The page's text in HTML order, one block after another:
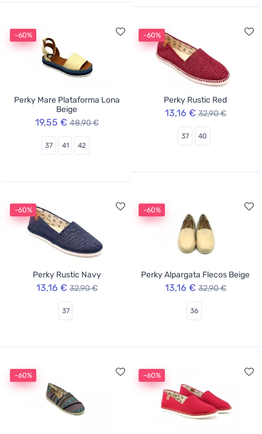
-60%
Perky Mare Plataforma Lona
Beige
19,55 € 48,90 €
37 41 42
-60%
Perky Rustic Red
13,16 € 32,90 €
37 40
-60%
Perky Rustic Navy
13,16 € 32,90 €
37
-60%
Perky Alpargata Flecos Beige
13,16 € 32,90 €
36
-60% -60%